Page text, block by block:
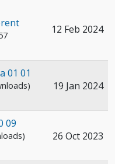
12 Feb 2024
01 01
19 Jan 2024
09
26 Oct 2023